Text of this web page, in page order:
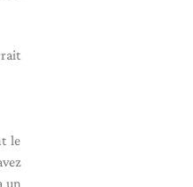
le
un